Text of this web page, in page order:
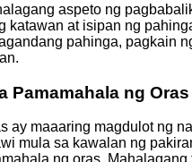
aspeto ng
katawan at isipan ng
pahinga, pagkain
Pamamahala ng Oras
ay maaaring magdulot ng
mula sa kawalan ng